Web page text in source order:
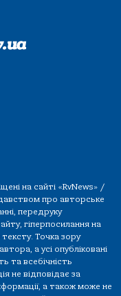
на сайті «RvNews» /
про авторське
передруку
гіперпосилання на
Точка зору
а усі опубліковані
та всебічність
не відповідає за
а також може не